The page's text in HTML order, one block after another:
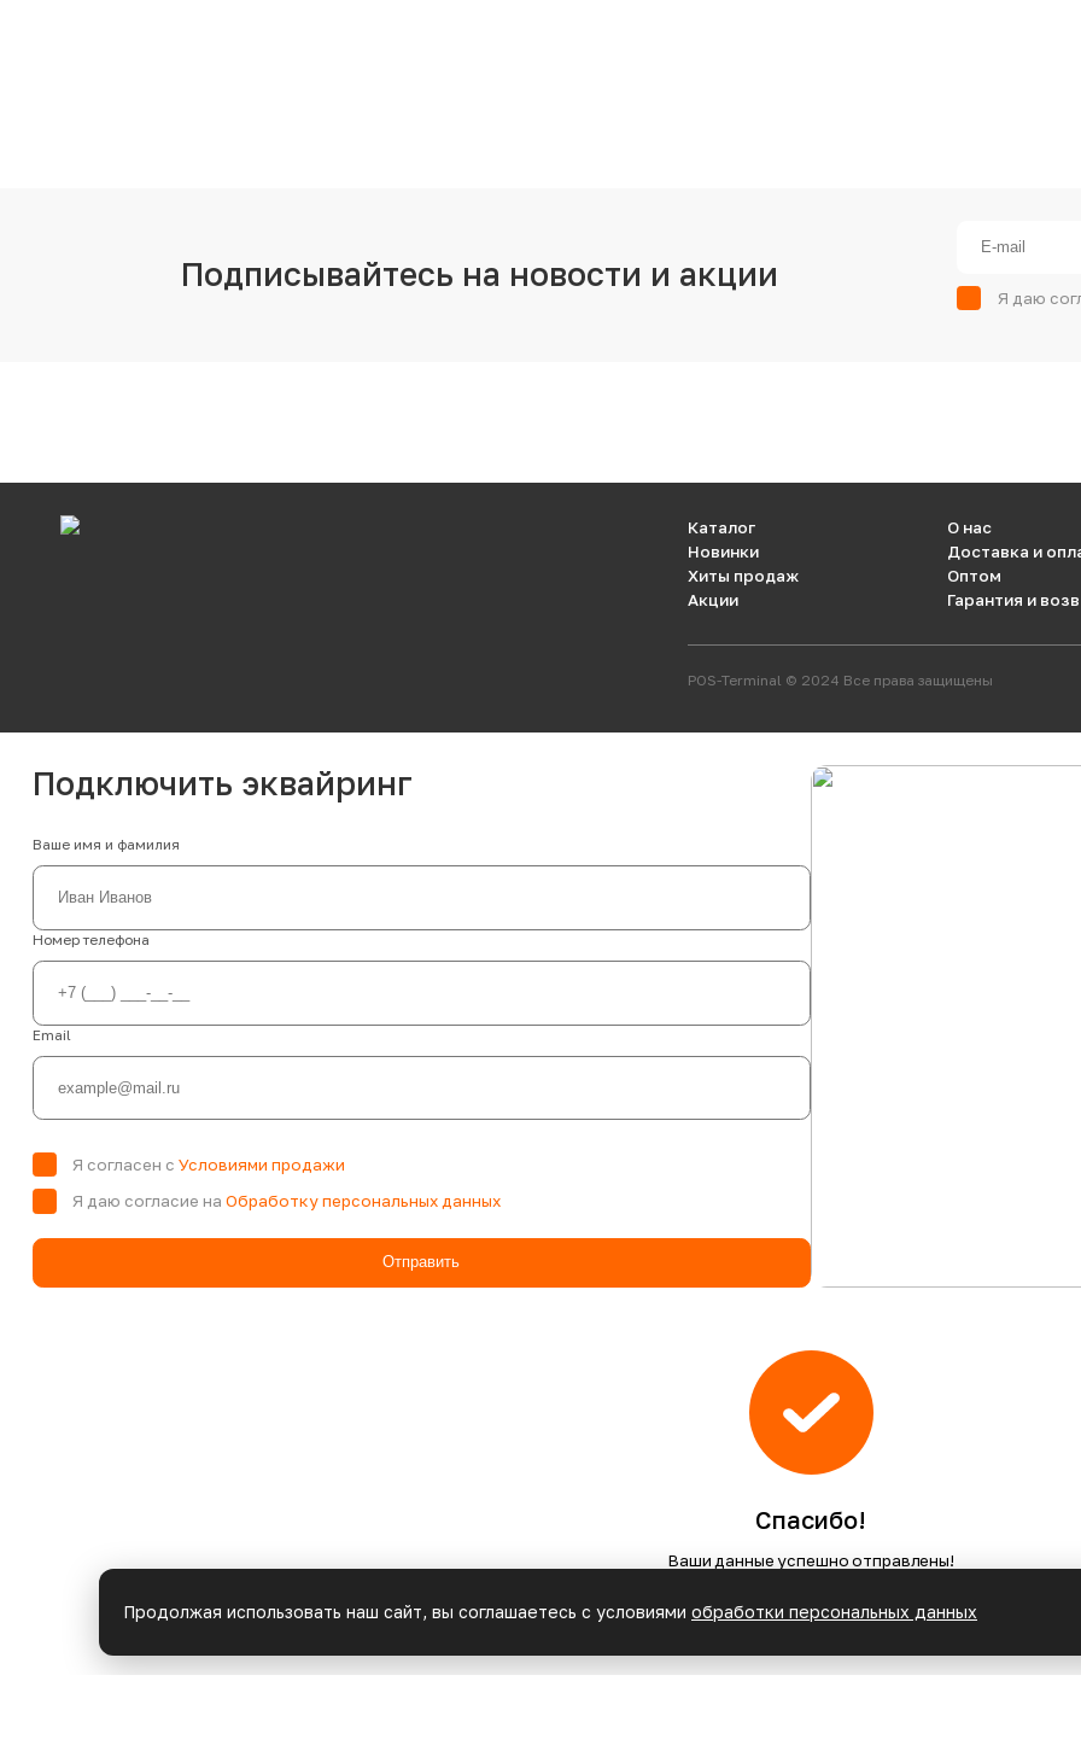
Подписывайтесь на новости и акции
Я даю
Каталог
Новинки
Хиты продаж
Акции
О нас
Доставка и
Оптом
Гарантия и
POS-Terminal © 2024 Все права защищены
Подключить эквайринг
Ваше имя и фамилия
Номер телефона
Email
Я согласен сУсловиями продажи
Я даю согласие наОбработку персональных данных
Отправить
Спасибо!
Ваши данные успешно отправлены!
Хорошо
Продолжая использовать наш сайт, вы соглашаетесь c условиями обработки персональных данных